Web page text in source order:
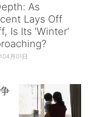
As
Lays Off
Is Its ‘Winter’
04月01日